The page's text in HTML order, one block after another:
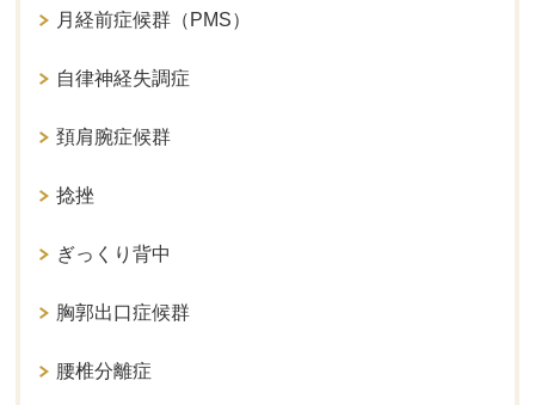
月経前症候群（PMS）
自律神経失調症
頚肩腕症候群
捻挫
ぎっくり背中
胸郭出口症候群
腰椎分離症